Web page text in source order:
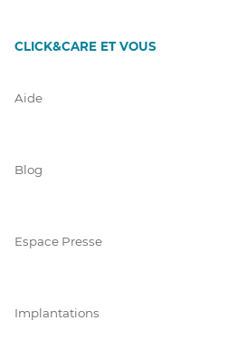
CLICK&CARE ET VOUS
Aide
Blog
Espace Presse
Implantations